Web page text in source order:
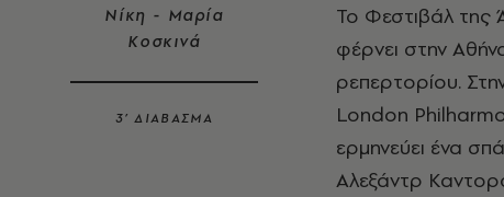
Νίκη - Μαρία
Κοσκινά
3’ ΔΙΑΒΑΣΜΑ
Το Φεστιβάλ της Άνοιξης 2026 ξεκινά στις 7 Μαρτίου με ένα πρόγραμμα που
φέρνει στην
ρεπερτορίου.
London
ερμηνεύει ένα
Αλεξάντρ